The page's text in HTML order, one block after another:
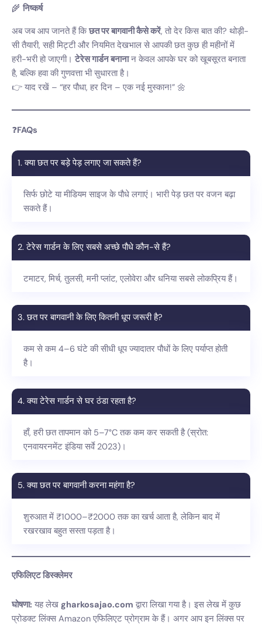
🌾 निष्कर्ष
अब जब आप जानते हैं किछत पर बागवानी कैसे करें, तो देर किस बात की? थोड़ी-
सी तैयारी, सही मिट्टी और नियमित देखभाल से आपकी छत कुछ ही महीनों में
हरी-भरी हो जाएगी। टेरेस गार्डन बनानान केवल आपके घर को खूबसूरत बनाता
है, बल्कि हवा की गुणवत्ता भी सुधारता है।
👉 याद रखें – “हर पौधा, हर दिन – एक नई मुस्कान!” 🌼
❓FAQs
1. क्या छत पर बड़े पेड़ लगाए जा सकते हैं?
सिर्फ छोटे या मीडियम साइज के पौधे लगाएं। भारी पेड़ छत पर वजन बढ़ा
सकते हैं।
2. टेरेस गार्डन के लिए सबसे अच्छे पौधे कौन-से हैं?
टमाटर, मिर्च, तुलसी, मनी प्लांट, एलोवेरा और धनिया सबसे लोकप्रिय हैं।
3. छत पर बागवानी के लिए कितनी धूप जरूरी है?
कम से कम 4–6 घंटे की सीधी धूप ज्यादातर पौधों के लिए पर्याप्त होती
है।
4. क्या टेरेस गार्डन से घर ठंडा रहता है?
हाँ, हरी छत तापमान को 5–7°C तक कम कर सकती है (स्रोत:
एनवायरनमेंट इंडिया सर्वे 2023)।
5. क्या छत पर बागवानी करना महंगा है?
शुरुआत में ₹1000–₹2000 तक का खर्च आता है, लेकिन बाद में
रखरखाव बहुत सस्ता पड़ता है।
एफिलिएट डिस्क्लेमर
घोषणा: यह लेख gharkosajao.com द्वारा लिखा गया है। इस लेख में कुछ
प्रोडक्ट लिंक्स Amazon एफिलिएट प्रोग्राम के हैं। अगर आप इन लिंक्स पर